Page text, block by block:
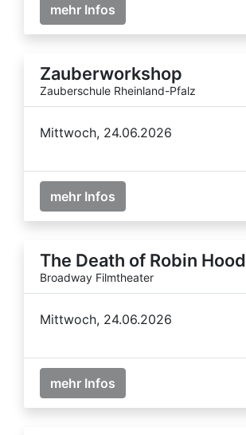
mehr Infos
Zauberworkshop
Zauberschule Rheinland-Pfalz
Mittwoch, 24.06.2026
mehr Infos
The Death of Robin Hood
Broadway Filmtheater
Mittwoch, 24.06.2026
mehr Infos